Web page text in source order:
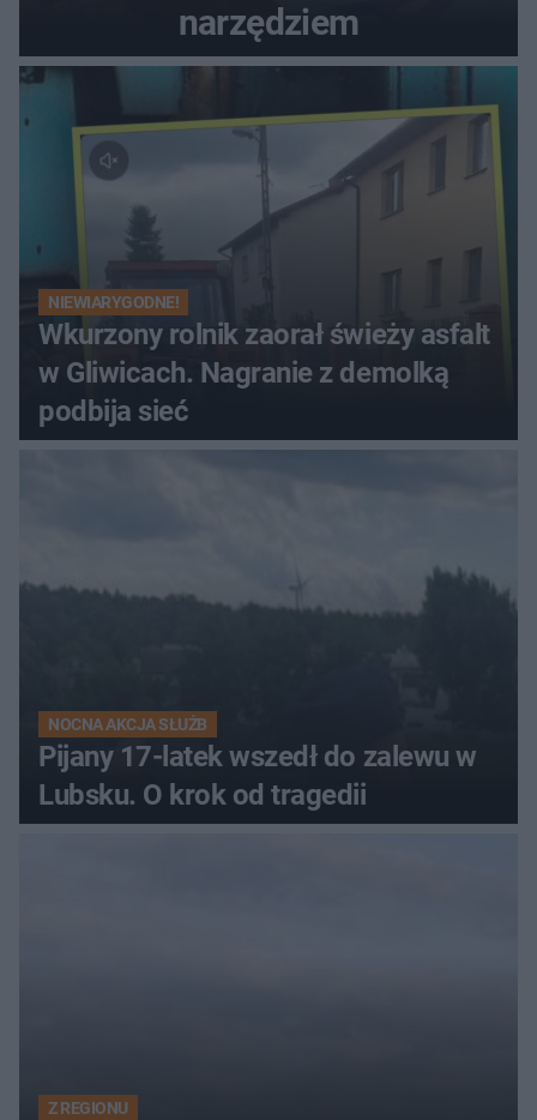
narzędziem
NIEWIARYGODNE!
Wkurzony rolnik zaorał świeży asfalt
w Gliwicach. Nagranie z demolką
podbija sieć
NOCNA AKCJA SŁUŻB
Pijany 17-latek wszedł do zalewu w
Lubsku. O krok od tragedii
Z REGIONU